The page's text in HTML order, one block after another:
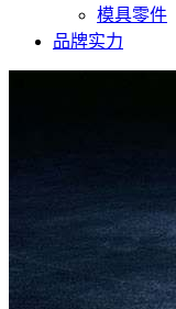
模具零件
品牌实力